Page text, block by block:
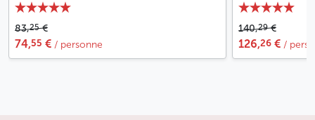
83,25€
74,55 € / personne
140,29€
126,26 € / pers.